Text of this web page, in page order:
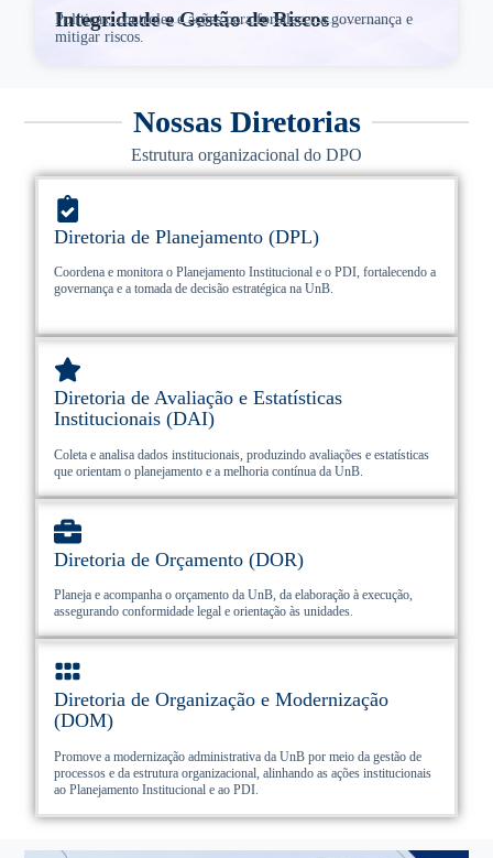
Integridade e Gestão de Riscos
Políticas, controles e ações para fortalecer a governança e
mitigar riscos.
Nossas Diretorias
Estrutura organizacional do DPO
Diretoria de Planejamento (DPL)
Coordena e monitora o Planejamento Institucional e o PDI, fortalecendo a
governança e a tomada de decisão estratégica na UnB.
Diretoria de Avaliação e Estatísticas
Institucionais (DAI)
Coleta e analisa dados institucionais, produzindo avaliações e estatísticas
que orientam o planejamento e a melhoria contínua da UnB.
Diretoria de Orçamento (DOR)
Planeja e acompanha o orçamento da UnB, da elaboração à execução,
assegurando conformidade legal e orientação às unidades.
Diretoria de Organização e Modernização
(DOM)
Promove a modernização administrativa da UnB por meio da gestão de
processos e da estrutura organizacional, alinhando as ações institucionais
ao Planejamento Institucional e ao PDI.